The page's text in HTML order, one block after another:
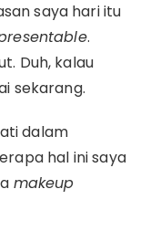
saya hari itu
.
Duh, kalau
sekarang.
dalam
hal ini saya
makeup